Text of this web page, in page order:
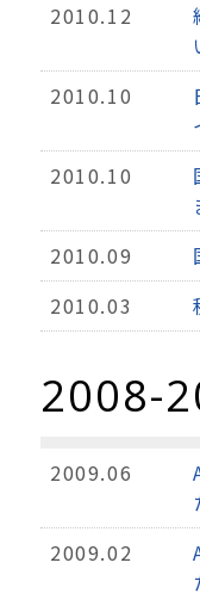
2010.12
2010.10
2010.10
2010.09
2010.03
2008-
2009.06
2009.02